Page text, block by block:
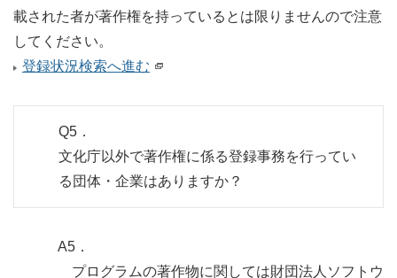
載された者が著作権を持っているとは限りませんので注意
してください。
登録状況検索へ進む
Q5．
文化庁以外で著作権に係る登録事務を行ってい
る団体・企業はありますか？
A5．
プログラムの著作物に関しては財団法人ソフトウ